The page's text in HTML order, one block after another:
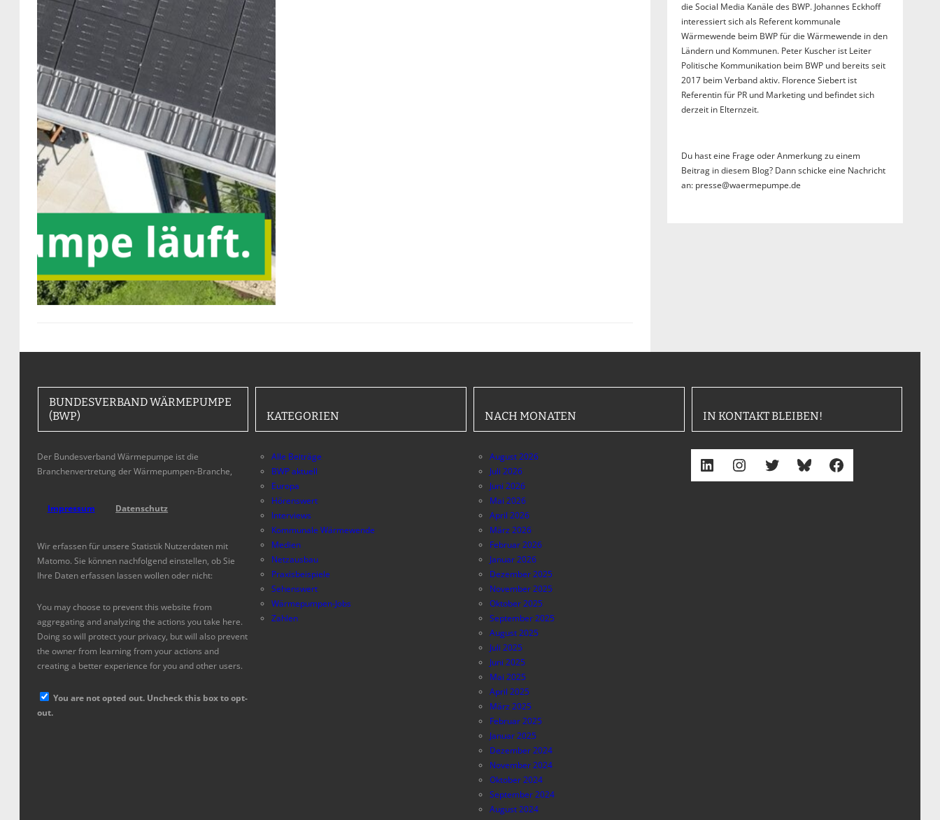
die Social Media Kanäle des BWP. Johannes Eckhoff
interessiert sich als Referent kommunale
Wärmewende beim BWP für die Wärmewende in den
Ländern und Kommunen. Peter Kuscher ist Leiter
Politische Kommunikation beim BWP und bereits seit
2017 beim Verband aktiv. Florence Siebert ist
Referentin für PR und Marketing und befindet sich
derzeit in Elternzeit.
Du hast eine Frage oder Anmerkung zu einem
Beitrag in diesem Blog? Dann schicke eine Nachricht
an: presse@waermepumpe.de
BUNDESVERBAND WÄRMEPUMPE
(BWP)
Der Bundesverband Wärmepumpe ist die
Branchenvertretung der Wärmepumpen-Branche,
Impressum Datenschutz
Wir erfassen für unsere Statistik Nutzerdaten mit
Matomo. Sie können nachfolgend einstellen, ob Sie
Ihre Daten erfassen lassen wollen oder nicht:
You may choose to prevent this website from
aggregating and analyzing the actions you take here.
Doing so will protect your privacy, but will also prevent
the owner from learning from your actions and
creating a better experience for you and other users.
You are not opted out. Uncheck this box to opt-
out.
KATEGORIEN
Alle Beiträge
BWP aktuell
Europa
Hörenswert
Interviews
Kommunale Wärmewende
Medien
Netzausbau
Praxisbeispiele
Sehenswert
Wärmepumpen-Jobs
Zahlen
NACH MONATEN
August 2026
Juli 2026
Juni 2026
Mai 2026
April 2026
März 2026
Februar 2026
Januar 2026
Dezember 2025
November 2025
Oktober 2025
September 2025
August 2025
Juli 2025
Juni 2025
Mai 2025
April 2025
März 2025
Februar 2025
Januar 2025
Dezember 2024
November 2024
Oktober 2024
September 2024
August 2024
IN KONTAKT BLEIBEN!
LinkedIn Instagram Twitter Bluesky Facebook